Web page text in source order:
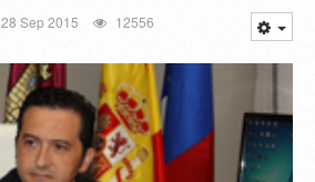
28 Sep 2015 12556